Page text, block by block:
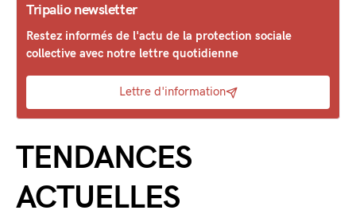
Tripalio newsletter
Restez informés de l'actu de la protection sociale
collective avec notre lettre quotidienne
Lettre d'information
TENDANCES
ACTUELLES